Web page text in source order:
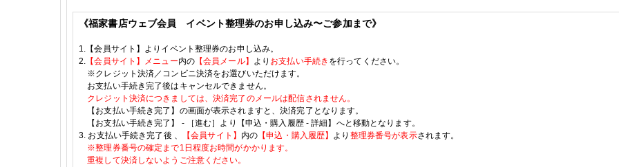
《福家書店ウェブ会員 イベント整理券のお申し込み〜ご参加まで》
1. 【会員サイト】よりイベント整理券のお申し込み。
2. 【会員サイト】メニュー内の【会員メール】 より お支払い手続き を行ってください。
※クレジット決済／コンビニ決済をお選びいただけます。
お支払い手続き完了後はキャンセルできません。
クレジット決済につきましては、決済完了のメールは配信されません。
【お支払い手続き完了】の画面が表示されますと、決済完了となります。
【お支払い手続き完了】
- ［進む］より【申込・購入履歴-詳細】へと移動となります。
3. お支払い手続き完了後 、 【会員サイト】 内の 【申込・購入履歴】 より 整理券番号が表示されます。
※整理券番号の確定まで1 日程度お時間がかかります。
重複して決済しないようご注意ください。